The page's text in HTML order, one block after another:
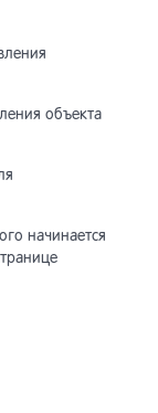
объекта
начинается